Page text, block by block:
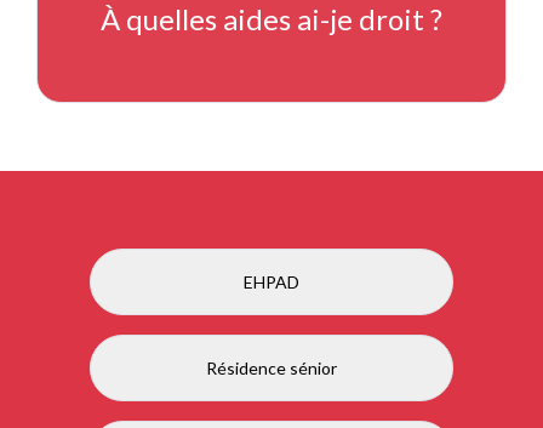
À quelles aides ai-je droit ?
EHPAD
Résidence sénior